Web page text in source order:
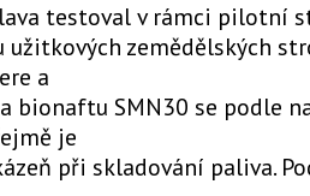
testoval v rámci pilotní
užitkových zemědělských
a
bionaftu SMN30 se podle
je
při skladování paliva.